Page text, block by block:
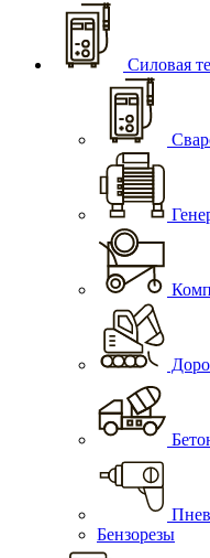
Силовая
Бензорезы